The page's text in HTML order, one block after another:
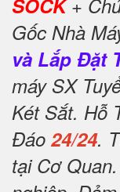
Gốc Nhà
và Lắp Đặt
máy SX
Két Sắt. Hỗ
Đáo 24/24.
tại Cơ